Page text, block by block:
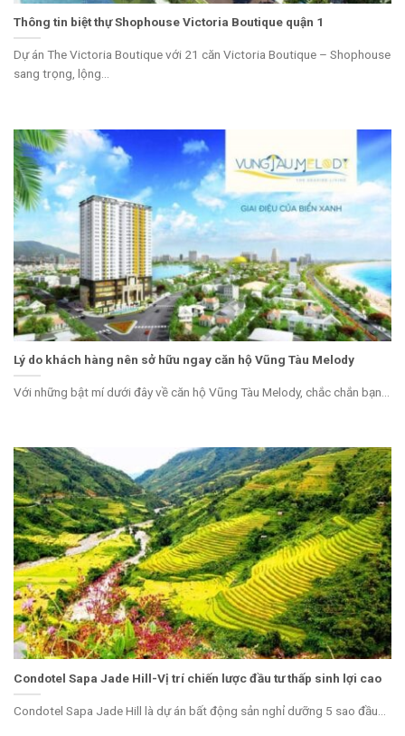
Thông tin biệt thự Shophouse Victoria Boutique quận 1
Dự án The Victoria Boutique với 21 căn Victoria Boutique – Shophouse
sang trọng, lộng...
Lý do khách hàng nên sở hữu ngay căn hộ Vũng Tàu Melody
Với những bật mí dưới đây về căn hộ Vũng Tàu Melody, chắc chắn bạn...
Condotel Sapa Jade Hill-Vị trí chiến lược đầu tư thấp sinh lợi cao
Condotel Sapa Jade Hill là dự án bất động sản nghỉ dưỡng 5 sao đầu...